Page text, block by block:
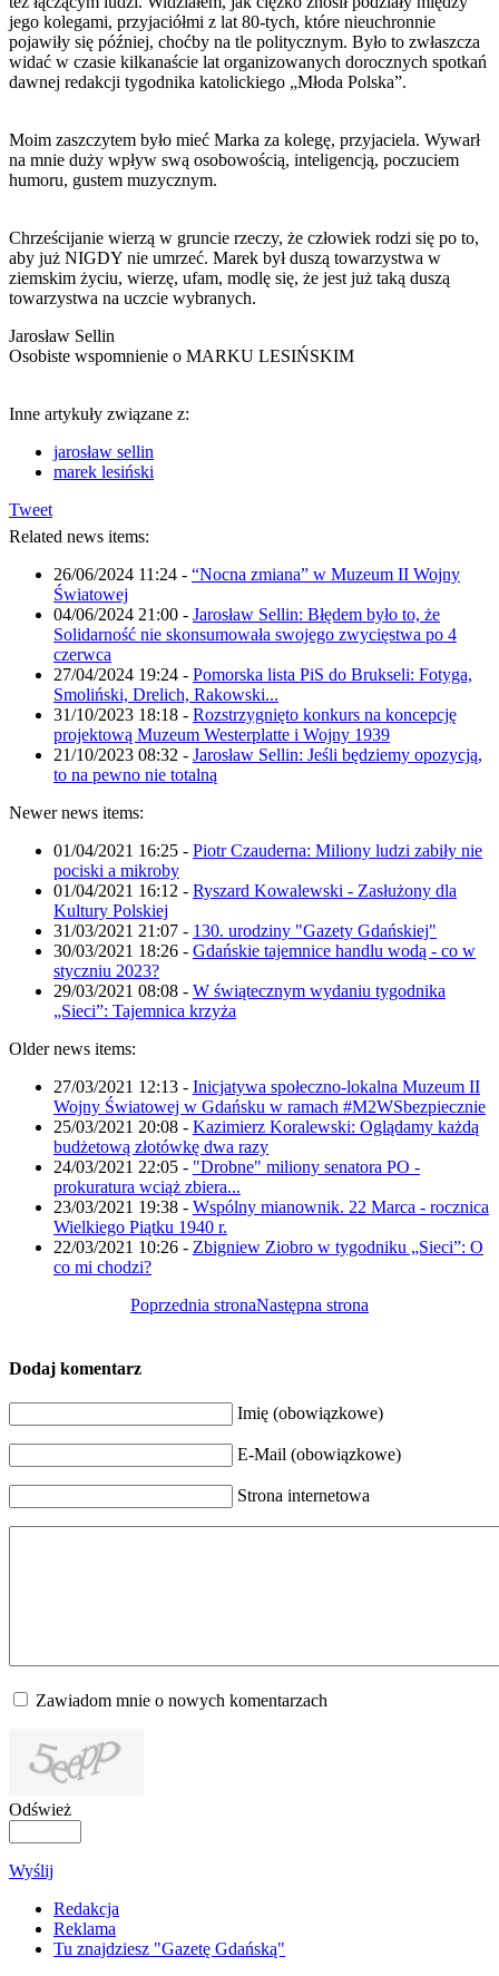
jego kolegami, przyjaciółmi z lat 80-tych, które nieuchronnie
pojawiły się później, choćby na tle politycznym. Było to zwłaszcza
widać w czasie kilkanaście lat organizowanych dorocznych spotkań
dawnej redakcji tygodnika katolickiego „Młoda Polska”.
Moim zaszczytem było mieć Marka za kolegę, przyjaciela. Wywarł
na mnie duży wpływ swą osobowością, inteligencją, poczuciem
humoru, gustem muzycznym.
Chrześcijanie wierzą w gruncie rzeczy, że człowiek rodzi się po to,
aby już NIGDY nie umrzeć. Marek był duszą towarzystwa w
ziemskim życiu, wierzę, ufam, modlę się, że jest już taką duszą
towarzystwa na uczcie wybranych.
Jarosław Sellin
Osobiste wspomnienie o MARKU LESIŃSKIM
Inne artykuły związane z:
jarosław sellin
marek lesiński
Tweet
Related news items:
26/06/2024 11:24 - “Nocna zmiana” w Muzeum II Wojny
Światowej
04/06/2024 21:00 - Jarosław Sellin: Błędem było to, że
Solidarność nie skonsumowała swojego zwycięstwa po 4
czerwca
27/04/2024 19:24 - Pomorska lista PiS do Brukseli: Fotyga,
Smoliński, Drelich, Rakowski...
31/10/2023 18:18 - Rozstrzygnięto konkurs na koncepcję
projektową Muzeum Westerplatte i Wojny 1939
21/10/2023 08:32 - Jarosław Sellin: Jeśli będziemy opozycją,
to na pewno nie totalną
Newer news items:
01/04/2021 16:25 - Piotr Czauderna: Miliony ludzi zabiły nie
pociski a mikroby
01/04/2021 16:12 - Ryszard Kowalewski - Zasłużony dla
Kultury Polskiej
31/03/2021 21:07 - 130. urodziny "Gazety Gdańskiej"
30/03/2021 18:26 - Gdańskie tajemnice handlu wodą - co w
styczniu 2023?
29/03/2021 08:08 - W świątecznym wydaniu tygodnika
„Sieci”: Tajemnica krzyża
Older news items:
27/03/2021 12:13 - Inicjatywa społeczno-lokalna Muzeum II
Wojny Światowej w Gdańsku w ramach #M2WSbezpiecznie
25/03/2021 20:08 - Kazimierz Koralewski: Oglądamy każdą
budżetową złotówkę dwa razy
24/03/2021 22:05 - "Drobne" miliony senatora PO -
prokuratura wciąż zbiera...
23/03/2021 19:38 - Wspólny mianownik. 22 Marca - rocznica
Wielkiego Piątku 1940 r.
22/03/2021 10:26 - Zbigniew Ziobro w tygodniku „Sieci”: O
co mi chodzi?
Poprzednia stronaNastępna strona
Dodaj komentarz
Imię (obowiązkowe)
E-Mail (obowiązkowe)
Strona internetowa
Zawiadom mnie o nowych komentarzach
Odśwież
Wyślij
Redakcja
Reklama
Tu znajdziesz "Gazetę Gdańską"